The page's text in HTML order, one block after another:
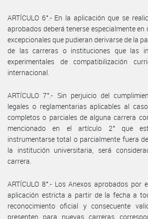
ARTÍCULO 6°.- En la aplicación que se
aprobados deberá tenerse especialmente
excepcionales que pudieran derivarse de la
de las carreras o instituciones que las
experimentales de compatibilización
internacional.
ARTÍCULO 7°.- Sin perjuicio del
legales o reglamentarias aplicables al
completos o parciales de alguna carrera
mencionado en el artículo 2° que
instrumentarse total o parcialmente fuera
la institución universitaria, será
carrera.
ARTÍCULO 8°.- Los Anexos aprobados por
aplicación estricta a partir de la fecha a
reconocimiento oficial y consecuente
presenten para nuevas carreras